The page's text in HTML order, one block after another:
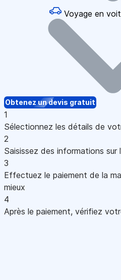
Voyage en
Obtenez un devis gratuit
1
Sélectionnez les détails de
2
Saisissez des informations sur
3
Effectuez le paiement de la
mieux
4
Après le paiement, vérifiez